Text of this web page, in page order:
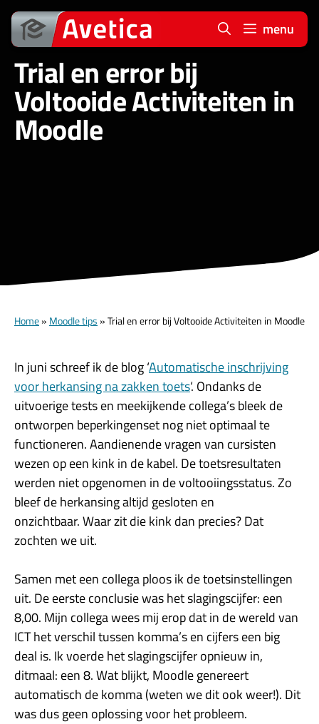
Ga
naar
de
inhoud
menu
Trial en error bij
Voltooide Activiteiten in
Moodle
Home» Moodle tips »Trial en error bij Voltooide Activiteiten in Moodle
In juni schreef ik de blog ‘Automatische inschrijving
voor herkansing na zakken toets‘. Ondanks de
uitvoerige tests en meekijkende collega’s bleek de
ontworpen beperkingenset nog niet optimaal te
functioneren. Aandienende vragen van cursisten
wezen op een kink in de kabel. De toetsresultaten
werden niet opgenomen in de voltooiingsstatus. Zo
bleef de herkansing altijd gesloten en
onzichtbaar. Waar zit die kink dan precies? Dat
zochten we uit.
Samen met een collega ploos ik de toetsinstellingen
uit. De eerste conclusie was het slagingscijfer: een
8,00. Mijn collega wees mij erop dat in de wereld van
ICT het verschil tussen komma’s en cijfers een big
deal is. Ik voerde het slagingscijfer opnieuw in,
ditmaal: een 8. Wat blijkt, Moodle genereert
automatisch de komma (weten we dit ook weer!). Dit
was dus geen oplossing voor het probleem.